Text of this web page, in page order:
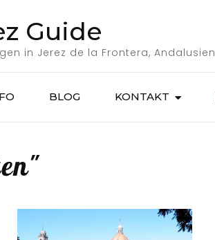
Guide
in Jerez de la Frontera, Andalusien
BLOG KONTAKT